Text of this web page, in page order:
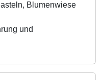
Blumenwiese
und